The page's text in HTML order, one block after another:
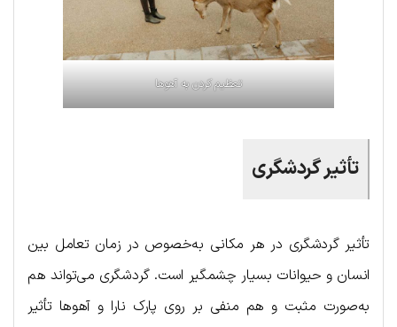
تعظیم کردن به آهوها
تأثیر گردشگری
تأثیر گردشگری در هر مکانی به‌خصوص در زمان تعامل بین
انسان و حیوانات بسیار چشمگیر است. گردشگری می‌تواند هم
به‌صورت مثبت و هم منفی بر روی پارک نارا و آهوها تأثیر